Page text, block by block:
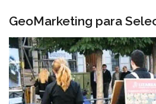
GeoMarketing para